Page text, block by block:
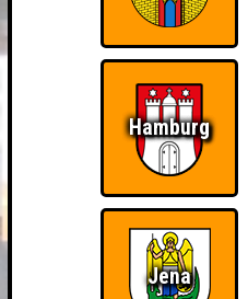
Hamburg
Jena